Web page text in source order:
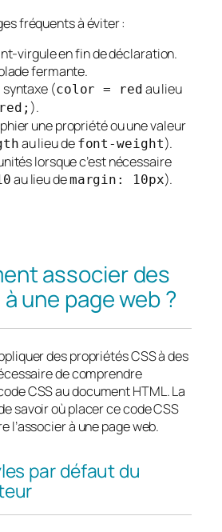
fréquents à éviter :
virgule en fin de déclaration.
fermante.
(color = red au lieu
).
une propriété ou une valeur
au lieu de font-weight).
lorsque c’est nécessaire
au lieu demargin: 10px).
associer des
une page web ?
des propriétés CSS à des
de comprendre
CSS au document HTML. La
savoir où placer ce code CSS
l’associer à une page web.
par défaut du